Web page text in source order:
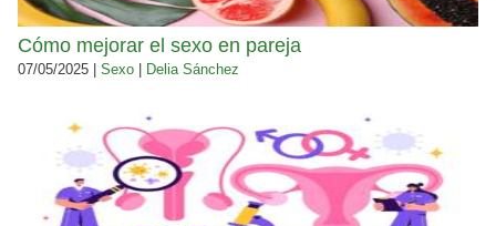
Cómo mejorar el sexo en pareja
07/05/2025 | Sexo Delia Sánchez